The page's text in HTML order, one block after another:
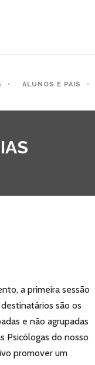
ALUNOS E PAIS
a primeira sessão
são os
e não agrupadas
Psicólogas do nosso
promover um